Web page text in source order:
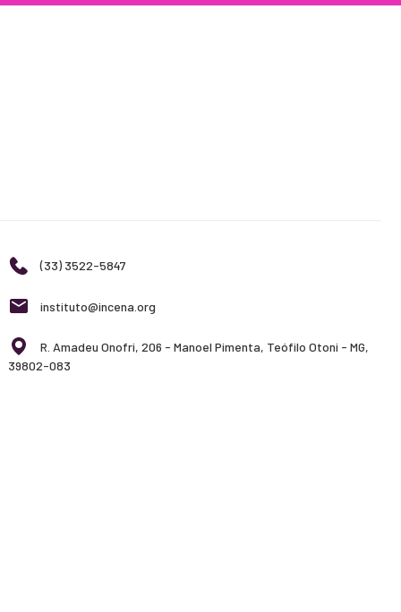
(33) 3522-5847
instituto@incena.org
R. Amadeu Onofri, 206 - Manoel Pimenta, Teófilo Otoni - MG,
39802-083